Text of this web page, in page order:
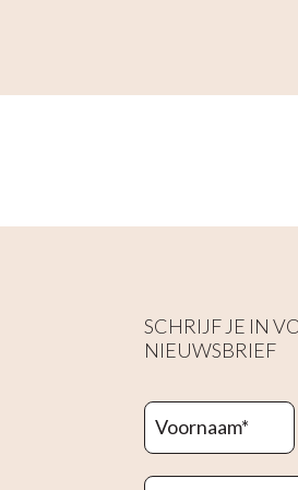
SCHRIJF JE IN
NIEUWSBRIEF
Voornaam*